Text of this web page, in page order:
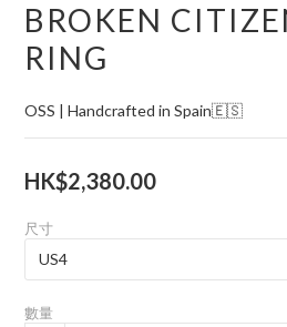
BROKEN
RING
OSS | Handcrafted in Spain🇪🇸
HK$2,380.00
尺寸
數量